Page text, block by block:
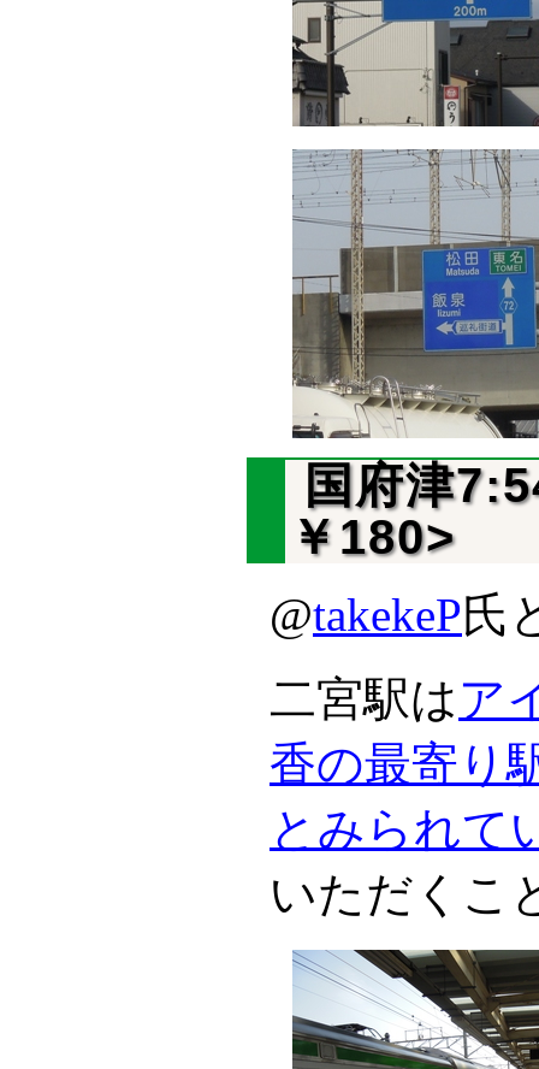
国府津
￥180>
@takekeP氏
二宮駅はア
香の最寄り
とみられて
いただくこ